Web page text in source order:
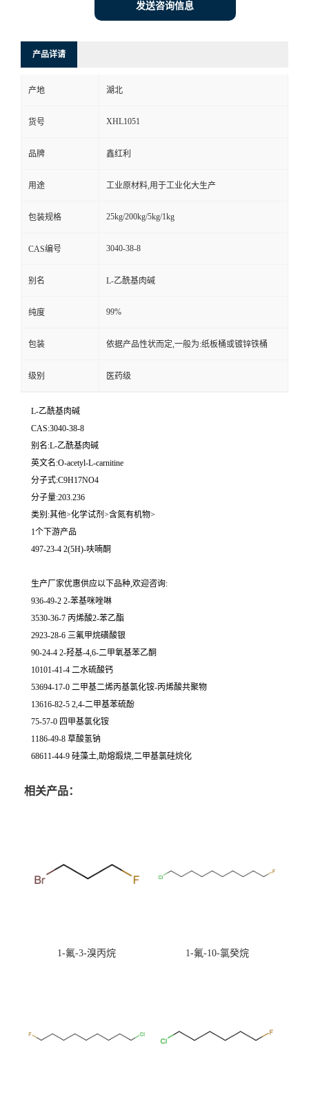
发送咨询信息
产品详请
产地 湖北
货号 XHL1051
品牌 鑫红利
用途 工业原材料,用于工业化大生产
包装规格 25kg/200kg/5kg/1kg
CAS编号 3040-38-8
别名 L-乙酰基肉碱
纯度 99%
包装 依据产品性状而定,一般为:纸板桶或镀锌铁桶
级别 医药级
L-乙酰基肉碱
CAS:3040-38-8
别名:L-乙酰基肉碱
英文名:O-acetyl-L-carnitine
分子式:C9H17NO4
分子量:203.236
类别:其他>化学试剂>含氮有机物>
1个下游产品
497-23-4 2(5H)-呋喃酮
生产厂家优惠供应以下品种,欢迎咨询:
936-49-2 2-苯基咪唑啉
3530-36-7 丙烯酸2-苯乙酯
2923-28-6 三氟甲烷磺酸银
90-24-4 2-羟基-4,6-二甲氧基苯乙酮
10101-41-4 二水硫酸钙
53694-17-0 二甲基二烯丙基氯化铵-丙烯酸共聚物
13616-82-5 2,4-二甲基苯硫酚
75-57-0 四甲基氯化铵
1186-49-8 草酸氢钠
68611-44-9 硅藻土,助熔煅烧,二甲基氯硅烷化
相关产品：
1-氟-3-溴丙烷 1-氟-10-氯癸烷